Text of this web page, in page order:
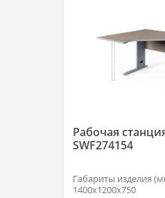
Рабочая
SWF274154
Габариты изделия
1400х1200х750